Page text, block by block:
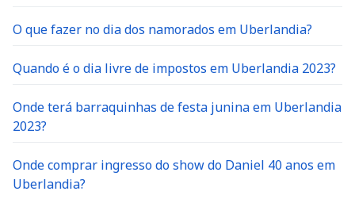
O que fazer no dia dos namorados em Uberlandia?
Quando é o dia livre de impostos em Uberlandia 2023?
Onde terá barraquinhas de festa junina em Uberlandia
2023?
Onde comprar ingresso do show do Daniel 40 anos em
Uberlandia?